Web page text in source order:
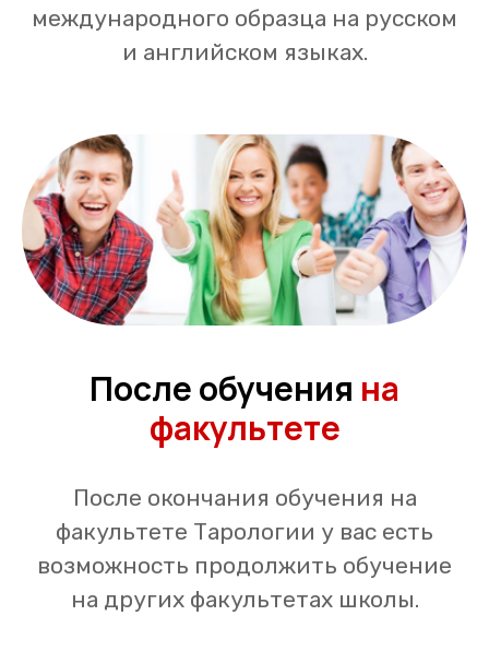
международного образца на русском
и английском языках.
После обучения на
факультете
После окончания обучения на
факультете Тарологии у вас есть
возможность продолжить обучение
на других факультетах школы.